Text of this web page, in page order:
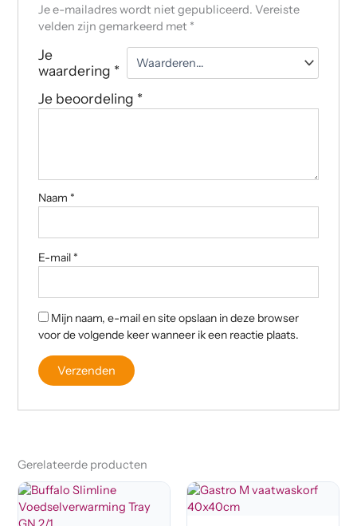
Je e-mailadres wordt niet gepubliceerd. Vereiste
velden zijn gemarkeerd met *
Je
waardering *
Je beoordeling *
Naam *
E-mail *
Mijn naam, e-mail en site opslaan in deze browser
voor de volgende keer wanneer ik een reactie plaats.
Gerelateerde producten